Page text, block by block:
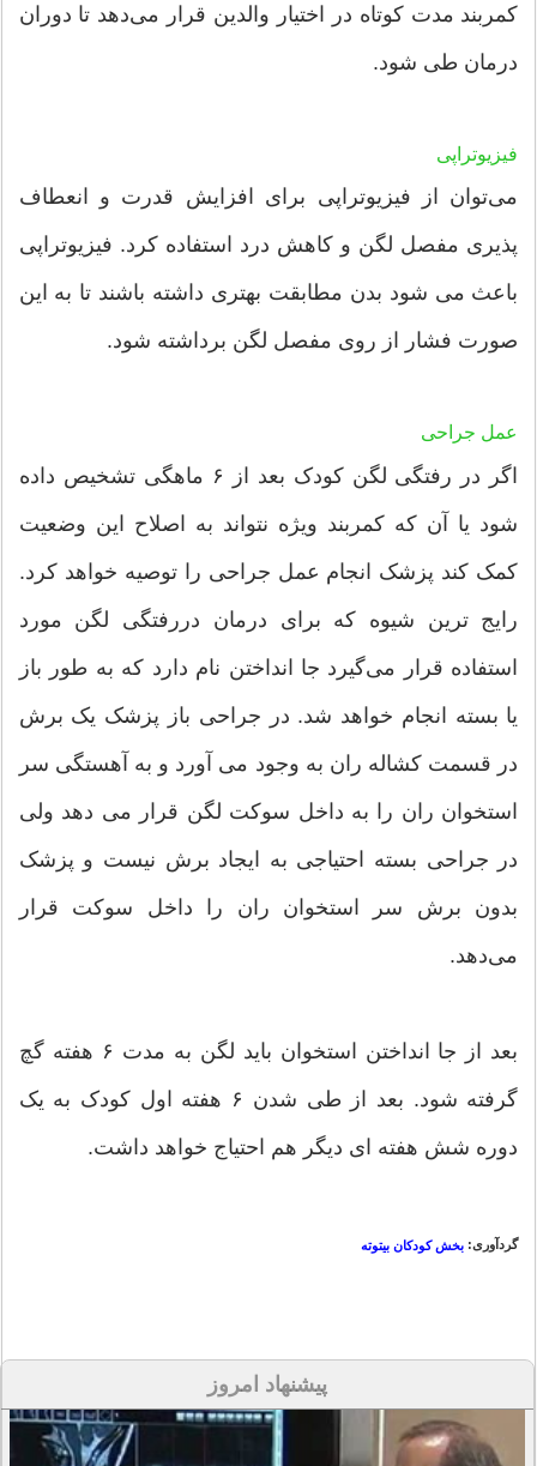
کمربند مدت کوتاه در اختیار والدین قرار می‌دهد تا دوران
درمان طی شود.
فیزیوتراپی
می‌توان از فیزیوتراپی برای افزایش قدرت و انعطاف
پذیری مفصل لگن و کاهش درد استفاده کرد. فیزیوتراپی
باعث می شود بدن مطابقت بهتری داشته باشند تا به این
صورت فشار از روی مفصل لگن برداشته شود.
عمل جراحی
اگر در رفتگی لگن کودک بعد از ۶ ماهگی تشخیص داده
شود یا آن که کمربند ویژه نتواند به اصلاح این وضعیت
کمک کند پزشک انجام عمل جراحی را توصیه خواهد کرد.
رایج ترین شیوه که برای درمان دررفتگی لگن مورد
استفاده قرار می‌گیرد جا انداختن نام دارد که به طور باز
یا بسته انجام خواهد شد. در جراحی باز پزشک یک برش
در قسمت کشاله ران به وجود می آورد و به آهستگی سر
استخوان ران را به داخل سوکت لگن قرار می دهد ولی
در جراحی بسته احتیاجی به ایجاد برش نیست و پزشک
بدون برش سر استخوان ران را داخل سوکت قرار
می‌دهد.
بعد از جا انداختن استخوان باید لگن به مدت ۶ هفته گچ
گرفته شود. بعد از طی شدن ۶ هفته اول کودک به یک
دوره شش هفته ای دیگر هم احتیاج خواهد داشت.
گردآوری: بخش کودکان بیتوته
پیشنهاد امروز